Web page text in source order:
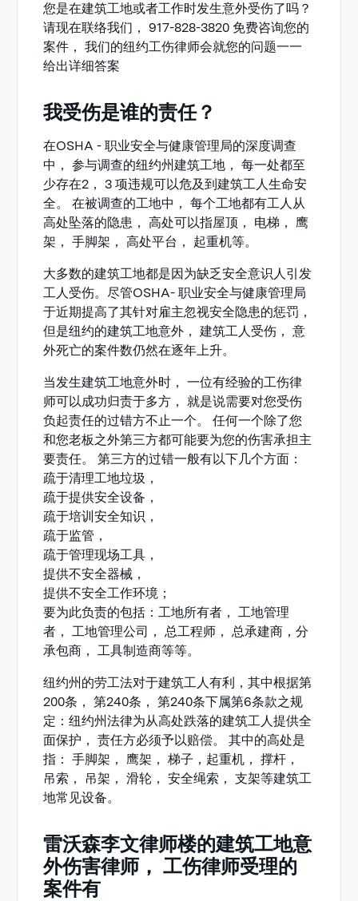
您是在建筑工地或者工作时发生意外受伤了吗？
请现在联络我们， 917-828-3820 免费咨询您的
案件， 我们的纽约工伤律师会就您的问题一一
给出详细答案
我受伤是谁的责任？
在OSHA - 职业安全与健康管理局的深度调查
中， 参与调查的纽约州建筑工地， 每一处都至
少存在2， 3 项违规可以危及到建筑工人生命安
全。 在被调查的工地中， 每个工地都有工人从
高处坠落的隐患， 高处可以指屋顶， 电梯， 鹰
架， 手脚架， 高处平台， 起重机等。
大多数的建筑工地都是因为缺乏安全意识人引发
工人受伤。尽管OSHA- 职业安全与健康管理局
于近期提高了其针对雇主忽视安全隐患的惩罚，
但是纽约的建筑工地意外， 建筑工人受伤， 意
外死亡的案件数仍然在逐年上升。
当发生建筑工地意外时， 一位有经验的工伤律
师可以成功归责于多方， 就是说需要对您受伤
负起责任的过错方不止一个。 任何一个除了您
和您老板之外第三方都可能要为您的伤害承担主
要责任。 第三方的过错一般有以下几个方面：
疏于清理工地垃圾，
疏于提供安全设备，
疏于培训安全知识，
疏于监管，
疏于管理现场工具，
提供不安全器械，
提供不安全工作环境；
要为此负责的包括：工地所有者， 工地管理
者， 工地管理公司， 总工程师， 总承建商，分
承包商， 工具制造商等等。
纽约州的劳工法对于建筑工人有利，其中根据第
200条， 第240条， 第240条下属第6条款之规
定：纽约州法律为从高处跌落的建筑工人提供全
面保护， 责任方必须予以赔偿。 其中的高处是
指： 手脚架， 鹰架， 梯子，起重机， 撑杆，
吊索， 吊架， 滑轮， 安全绳索， 支架等建筑工
地常见设备。
雷沃森李文律师楼的建筑工地意
外伤害律师， 工伤律师受理的
案件有